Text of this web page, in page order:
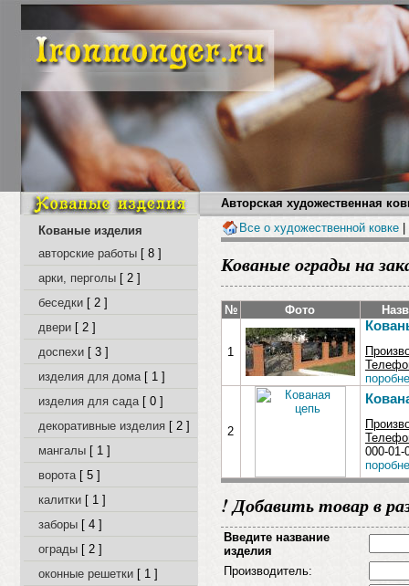
Авторская художественная
Кованые изделия
авторские работы [ 8 ]
арки, перголы [ 2 ]
беседки [ 2 ]
двери [ 2 ]
доспехи [ 3 ]
изделия для дома[ 1 ]
изделия для сада[ 0 ]
декоративные изделия [ 2 ]
мангалы [ 1 ]
ворота[ 5 ]
калитки [ 1 ]
заборы [ 4 ]
ограды [ 2 ]
оконные решетки [ 1 ]
Все о художественной ковке |
Кованые ограды на
№ Фото
1
2
000-01-
! Добавить товар в
Введите название
изделия
Производитель: